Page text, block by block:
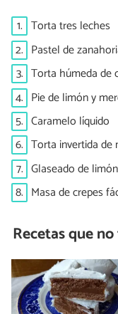
1. Torta tres leches
2. Pastel de
3. Torta húmeda de
4. Pie de limón y
5. Caramelo líquido
6. Torta invertida de
7. Glaseado de limón
8. Masa de crepes
Recetas que